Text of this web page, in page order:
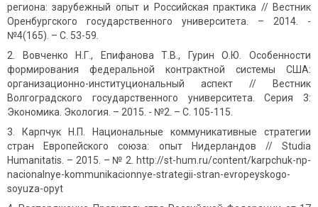
региона: зарубежный опыт и Российская практика // Вестник
Оренбургского государственного университета. – 2014. -
№4(165). – С. 53-59.
Вовченко Н.Г., Епифанова Т.В., Гурин О.Ю. Особенности
формирования федеральной контрактной системы США:
организационно-институциональный аспект // Вестник
Волгоградского государственного университета. Серия 3:
Экономика. Экология. – 2015. - №2. – С. 105-115.
Карпчук Н.П. Национальные коммуникативные стратегии
стран Европейского союза: опыт Нидерландов // Studia
Humanitatis. – 2015. – № 2. http://st-hum.ru/content/karpchuk-np-
nacionalnye-kommunikacionnye-strategii-stran-evropeyskogo-
soyuza-opyt